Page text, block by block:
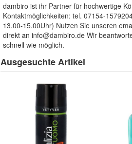
dambiro ist ihr Partner für hochwertige
Kontaktmöglichkeiten: tel. 07154-
13.00-15.00Uhr) Nutzen Sie unseren
direkt an info@dambiro.de Wir
schnell wie möglich.
Ausgesuchte Artikel